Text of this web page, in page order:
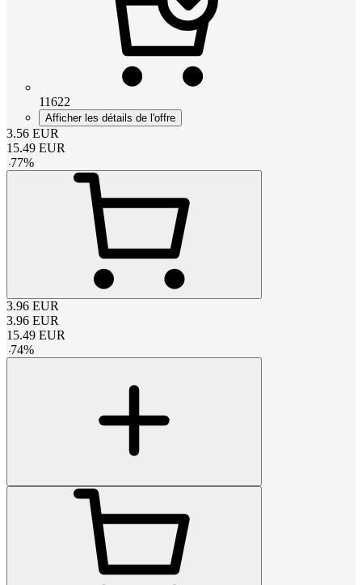
11622
Afficher les détails de l'offre
3.56 EUR
15.49 EUR
-77%
3.96 EUR
3.96 EUR
15.49 EUR
-74%